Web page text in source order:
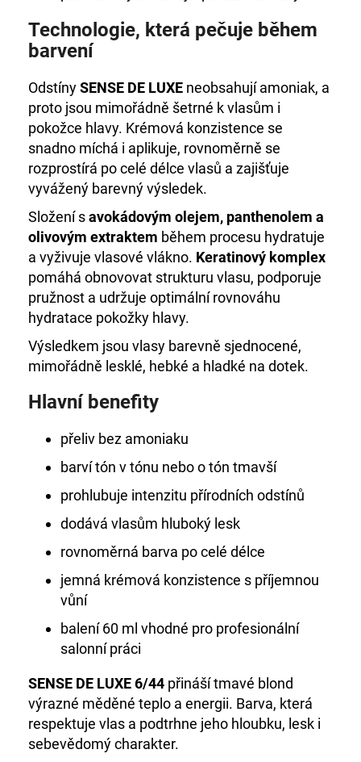
Technologie, která pečuje během
barvení
OdstínySENSE DE LUXE neobsahují amoniak, a
proto jsou mimořádně šetrné k vlasům i
pokožce hlavy. Krémová konzistence se
snadno míchá i aplikuje, rovnoměrně se
rozprostírá po celé délce vlasů a zajišťuje
vyvážený barevný výsledek.
Složení savokádovým olejem, panthenolem a
olivovým extraktem během procesu hydratuje
a vyživuje vlasové vlákno. Keratinový komplex
pomáhá obnovovat strukturu vlasu, podporuje
pružnost a udržuje optimální rovnováhu
hydratace pokožky hlavy.
Výsledkem jsou vlasy barevně sjednocené,
mimořádně lesklé, hebké a hladké na dotek.
Hlavní benefity
přeliv bez amoniaku
barví tón v tónu nebo o tón tmavší
prohlubuje intenzitu přírodních odstínů
dodává vlasům hluboký lesk
rovnoměrná barva po celé délce
jemná krémová konzistence s příjemnou
vůní
balení 60 ml vhodné pro profesionální
salonní práci
SENSE DE LUXE 6/44 přináší tmavé blond
výrazné měděné teplo a energii. Barva, která
respektuje vlas a podtrhne jeho hloubku, lesk i
sebevědomý charakter.